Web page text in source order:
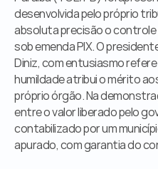
desenvolvida pelo próprio
absoluta precisão o controle
sob emenda PIX. O
Diniz, com entusiasmo
humildade atribui o mérito
próprio órgão. Na
entre o valor liberado pelo
contabilizado por um
apurado, com garantia do